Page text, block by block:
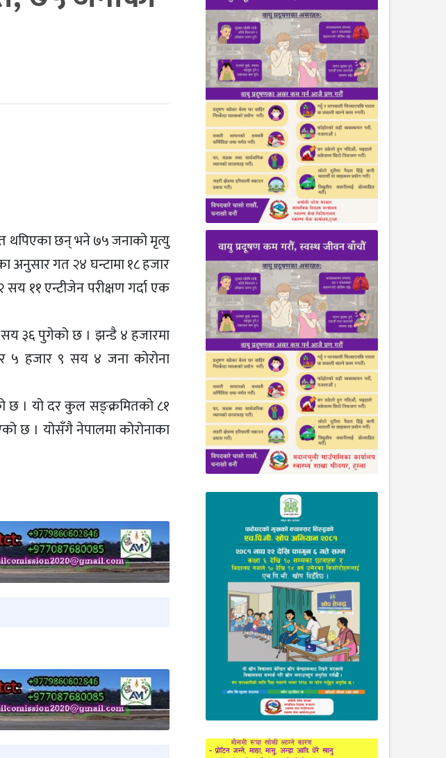
थपिएका छन् भने ७५ जनाको मृत्यु
अनुसार गत २४ घन्टामा १८ हजार
११ एन्टीजेन परीक्षण गर्दा एक
३६ पुगेको छ । झन्डै ४ हजारमा
हजार ९ सय ४ जना कोरोना
छ । यो दर कुल सङ्क्रमितको ८१
छ । योसँगै नेपालमा कोरोनाका